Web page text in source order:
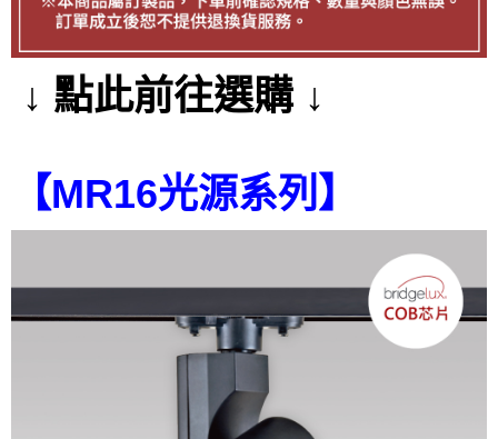
https://aftee.tw/terms/#terms3
「AFTEE先享後付」，若未經同意申辦者引起之損失，本公司不負相關責
４．使用「AFTEE先享後付」時，將依據個別帳號之用戶狀況，依本公司即
恩沛科技股份有限公司將有權停止該用戶之使用額度並採取法律行動。
↓ 點此前往選購 ↓
【MR16光源系列】